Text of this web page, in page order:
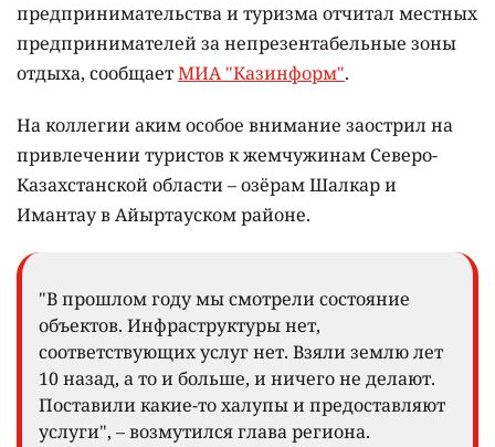
предпринимательства и туризма отчитал местных
предпринимателей за непрезентабельные зоны
отдыха, сообщаетМИА "Казинформ".
На коллегии аким особое внимание заострил на
привлечении туристов к жемчужинам Северо-
Казахстанской области – озёрам Шалкар и
Имантау в Айыртауском районе.
"В прошлом году мы смотрели состояние
объектов. Инфраструктуры нет,
соответствующих услуг нет. Взяли землю лет
10 назад, а то и больше, и ничего не делают.
Поставили какие-то халупы и предоставляют
услуги", – возмутился глава региона.